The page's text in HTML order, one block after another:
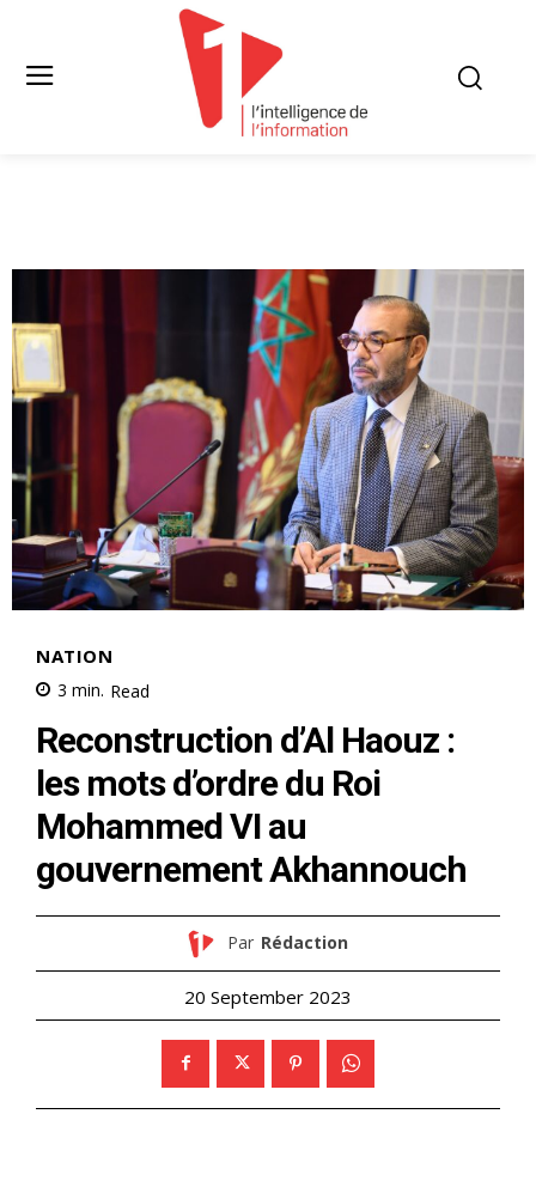
NATION
3 min. Read
Reconstruction d’Al Haouz :
les mots d’ordre du Roi
Mohammed VI au
gouvernement Akhannouch
Par Rédaction
20 September 2023